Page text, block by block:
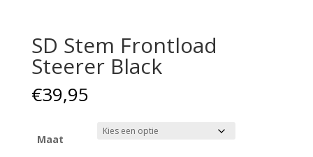
SD Stem Frontload
Steerer Black
€39,95
Maat